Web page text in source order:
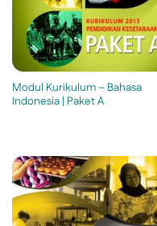
Modul Kurikulum – Bahasa
Indonesia | Paket A